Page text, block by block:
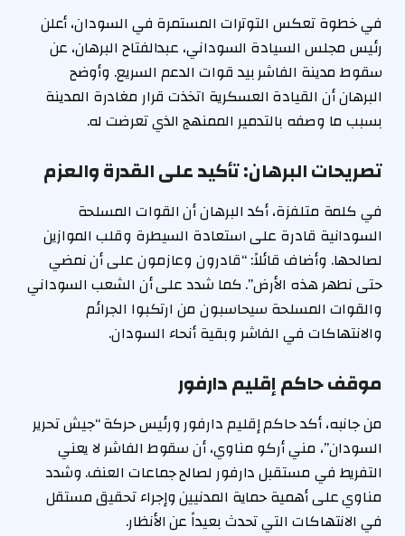
في خطوة تعكس التوترات المستمرة في السودان، أعلن
رئيس مجلس السيادة السوداني، عبدالفتاح البرهان، عن
سقوط مدينة الفاشر بيد قوات الدعم السريع. وأوضح
البرهان أن القيادة العسكرية اتخذت قرار مغادرة المدينة
بسبب ما وصفه بالتدمير الممنهج الذي تعرضت له.
تصريحات البرهان: تأكيد على القدرة والعزم
في كلمة متلفزة، أكد البرهان أن القوات المسلحة
السودانية قادرة على استعادة السيطرة وقلب الموازين
لصالحها. وأضاف قائلاً: “قادرون وعازمون على أن نمضي
حتى نطهر هذه الأرض”. كما شدد على أن الشعب السوداني
والقوات المسلحة سيحاسبون من ارتكبوا الجرائم
والانتهاكات في الفاشر وبقية أنحاء السودان.
موقف حاكم إقليم دارفور
من جانبه، أكد حاكم إقليم دارفور ورئيس حركة “جيش تحرير
السودان”، مني أركو مناوي، أن سقوط الفاشر لا يعني
التفريط في مستقبل دارفور لصالح جماعات العنف. وشدد
مناوي على أهمية حماية المدنيين وإجراء تحقيق مستقل
في الانتهاكات التي تحدث بعيداً عن الأنظار.